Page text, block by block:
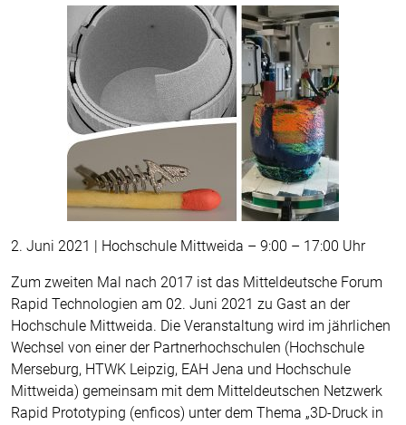
2. Juni 2021 | Hochschule Mittweida – 9:00 – 17:00 Uhr
Zum zweiten Mal nach 2017 ist das Mitteldeutsche Forum
Rapid Technologien am 02. Juni 2021 zu Gast an der
Hochschule Mittweida. Die Veranstaltung wird im jährlichen
Wechsel von einer der Partnerhochschulen (Hochschule
Merseburg, HTWK Leipzig, EAH Jena und Hochschule
Mittweida) gemeinsam mit dem Mitteldeutschen Netzwerk
Rapid Prototyping (enficos) unter dem Thema „3D-Druck in